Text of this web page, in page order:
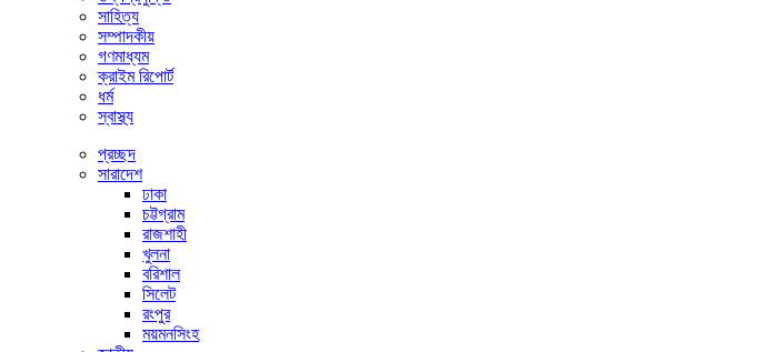
সাহিত্য
সম্পাদকীয়
গণমাধ্যম
ক্রাইম রিপোর্ট
ধর্ম
স্বাস্থ্য
প্রচ্ছদ
সারাদেশ
ঢাকা
চট্টগ্রাম
রাজশাহী
খুলনা
বরিশাল
সিলেট
রংপুর
ময়মনসিংহ